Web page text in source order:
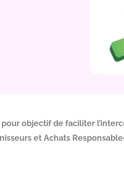
objectif de faciliter
et Achats